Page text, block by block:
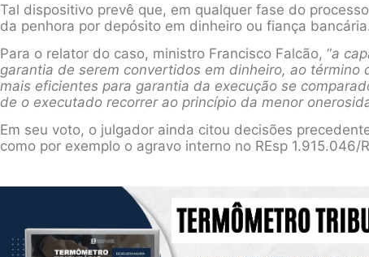
Tal dispositivo prevê que, em qualquer fase do
da penhora por depósito em dinheiro ou fiança
Para o relator do caso, ministro Francisco Falcão, “a
garantia de serem convertidos em dinheiro, ao
mais eficientes para garantia da execução se
de o executado recorrer ao princípio da menor
Em seu voto, o julgador ainda citou decisões
como por exemplo o agravo interno no REsp 1.915.046/